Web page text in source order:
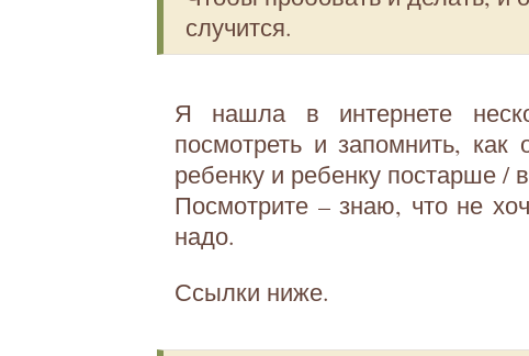
случится.
Я нашла в интернете
посмотреть и запомнить,
ребенку и ребенку постарше /
Посмотрите – знаю, что не
надо.
Ссылки ниже.